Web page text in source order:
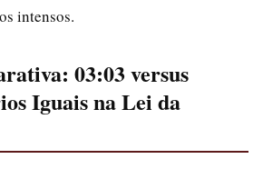
intensos.
03:03 versus
Iguais na Lei da